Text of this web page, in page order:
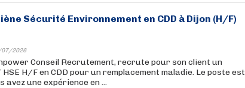
Sécurité Environnement en CDD à Dijon (H/F)
2026
Conseil Recrutement, recrute pour son client un
H/F en CDD pour un remplacement maladie. Le poste est
avez une expérience en ...